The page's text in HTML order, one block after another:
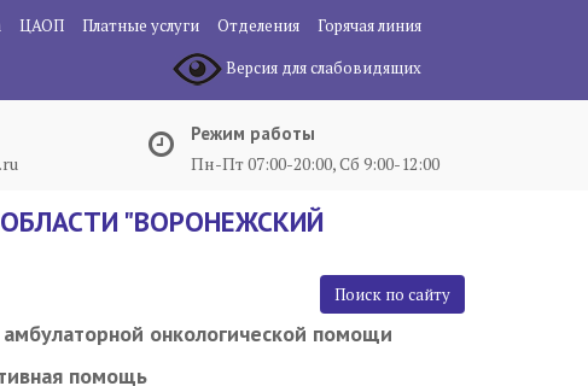
ЦАОП Платные услуги Отделения
Горячая линия
Версия для слабовидящих
Режим работы
Пн-Пт 07:00-20:00, Сб 9:00-12:00
"ВОРОНЕЖСКИЙ
Поиск по сайту
онкологической помощи
помощь